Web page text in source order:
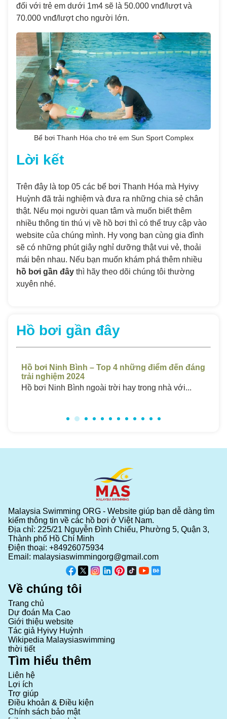
đối với trẻ em dưới 1m4 sẽ là 50.000 vnđ/lượt và
70.000 vnđ/lượt cho người lớn.
Bể bơi Thanh Hóa cho trẻ em Sun Sport Complex
Lời kết
Trên đây là top 05 các bể bơi Thanh Hóa mà Hyivy
Huỳnh đã trải nghiệm và đưa ra những chia sẻ chân
thật. Nếu mọi người quan tâm và muốn biết thêm
nhiều thông tin thú vị về hồ bơi thì có thể truy cập vào
website của chúng mình. Hy vọng bạn cùng gia đình
sẽ có những phút giây nghỉ dưỡng thật vui vẻ, thoải
mái bên nhau. Nếu bạn muốn khám phá thêm nhiều
hồ bơi gần đây thì hãy theo dõi chúng tôi thường
xuyên nhé.
Hồ bơi gần đây
Hồ bơi Ninh Bình – Top 4 những điểm đến đáng
trải nghiệm 2024
Hồ bơi Ninh Bình ngoài trời hay trong nhà với...
Malaysia Swimming ORG - Website giúp bạn dễ dàng tìm
kiếm thông tin về các hồ bơi ở Việt Nam.
Địa chỉ: 225/21 Nguyễn Đình Chiểu, Phường 5, Quận 3,
Thành phố Hồ Chí Minh
Điện thoại: +84926075934
Email: malaysiaswimmingorg@gmail.com
Về chúng tôi
Trang chủ
Dự đoán Ma Cao
Giới thiệu website
Tác giả Hyivy Huỳnh
Wikipedia Malaysiaswimming
thời tiết
Tìm hiểu thêm
Liên hệ
Lợi ích
Trợ giúp
Điều khoản & Điều kiện
Chính sách bảo mật